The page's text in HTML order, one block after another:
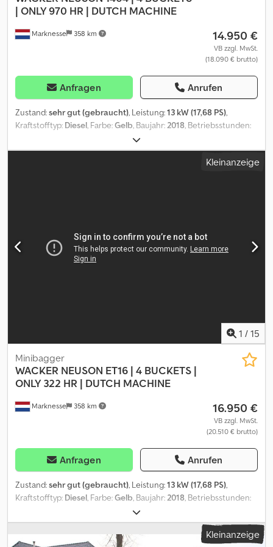
Marknesse 358 km
| ONLY 970 HR | DUTCH MACHINE
14.950 €
VB zzgl. MwSt.
(18.090 € brutto)
Anfragen Anrufen
Zustand:sehr gut (gebraucht), Leistung:13 kW (17,68 PS),
Kraftstofftyp: Diesel, Farbe:Gelb, Baujahr:2018, Betriebsstunden:
, = Weitere Optionen und Zubehör = -
Arbeitsscheinwerfer vorne = Weitere Informationen = Baujahr:
2018 Antrieb: Raupe Zylinderzahl: 3 Leergewicht: 1.715 kg CE-
Kleinanzeige
1 / 15
Marknesse 358 km
Minibagger
WACKER NEUSON ET16 | 4 BUCKETS |
ONLY 322 HR | DUTCH MACHINE
16.950 €
VB zzgl. MwSt.
(20.510 € brutto)
Anfragen Anrufen
Zustand:sehr gut (gebraucht), Leistung:13 kW (17,68 PS),
Kraftstofftyp: Diesel, Farbe:Gelb, Baujahr:2018, Betriebsstunden:
, Baujahr: 2018 Antrieb: Raupe
Zylinderzahl: 3 Leergewicht: 1.723 kg CE-Kennzeichnung: ja
Technischer Zustand: sehr gut Optischer Zustand: sehr gutKleinanzeige